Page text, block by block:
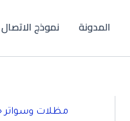
المدونة نموذج الاتصال
مظلات وسواتر